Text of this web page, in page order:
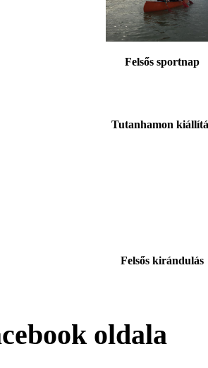
Felsős sportnap
Tutanhamon
Felsős kirándulás
oldala